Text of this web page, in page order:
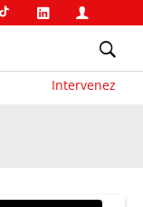
Intervenez